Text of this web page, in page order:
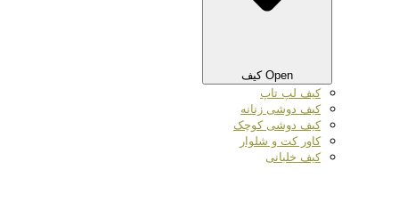
Open کیف
کیف لپ تاپ
کیف دوشی زنانه
کیف دوشی کوچک
کاور کت و شلوار
کیف خلبانی